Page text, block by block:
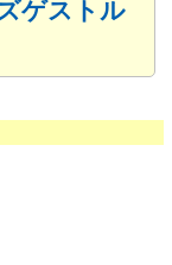
ゲストル